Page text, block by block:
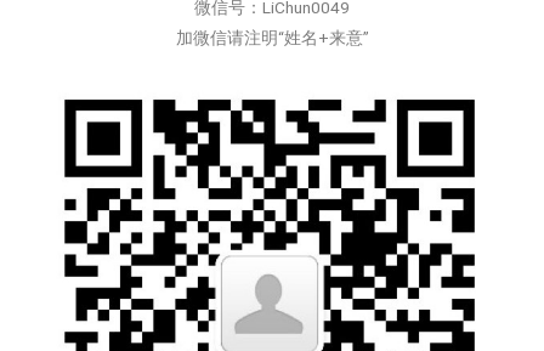
微信号：LiChun0049
加微信请注明“姓名+来意”